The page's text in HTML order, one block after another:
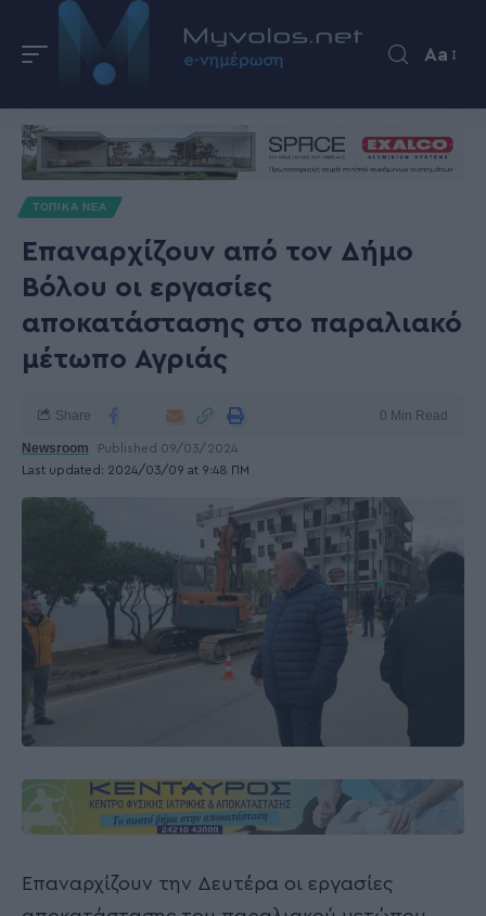
Aa
ΤΟΠΙΚΑ ΝΕΑ
Επαναρχίζουν από τον Δήμο
Βόλου οι εργασίες
αποκατάστασης στο παραλιακό
μέτωπο Αγριάς
Last updated: 2024/03/09 at 9:48 ΠΜ
Newsroom Published 09/03/2024
Share 0 Min Read
Επαναρχίζουν την Δευτέρα οι εργασίες